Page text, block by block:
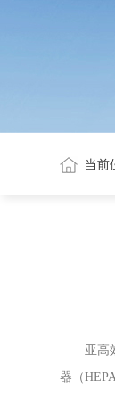
当前
亚高效
器（